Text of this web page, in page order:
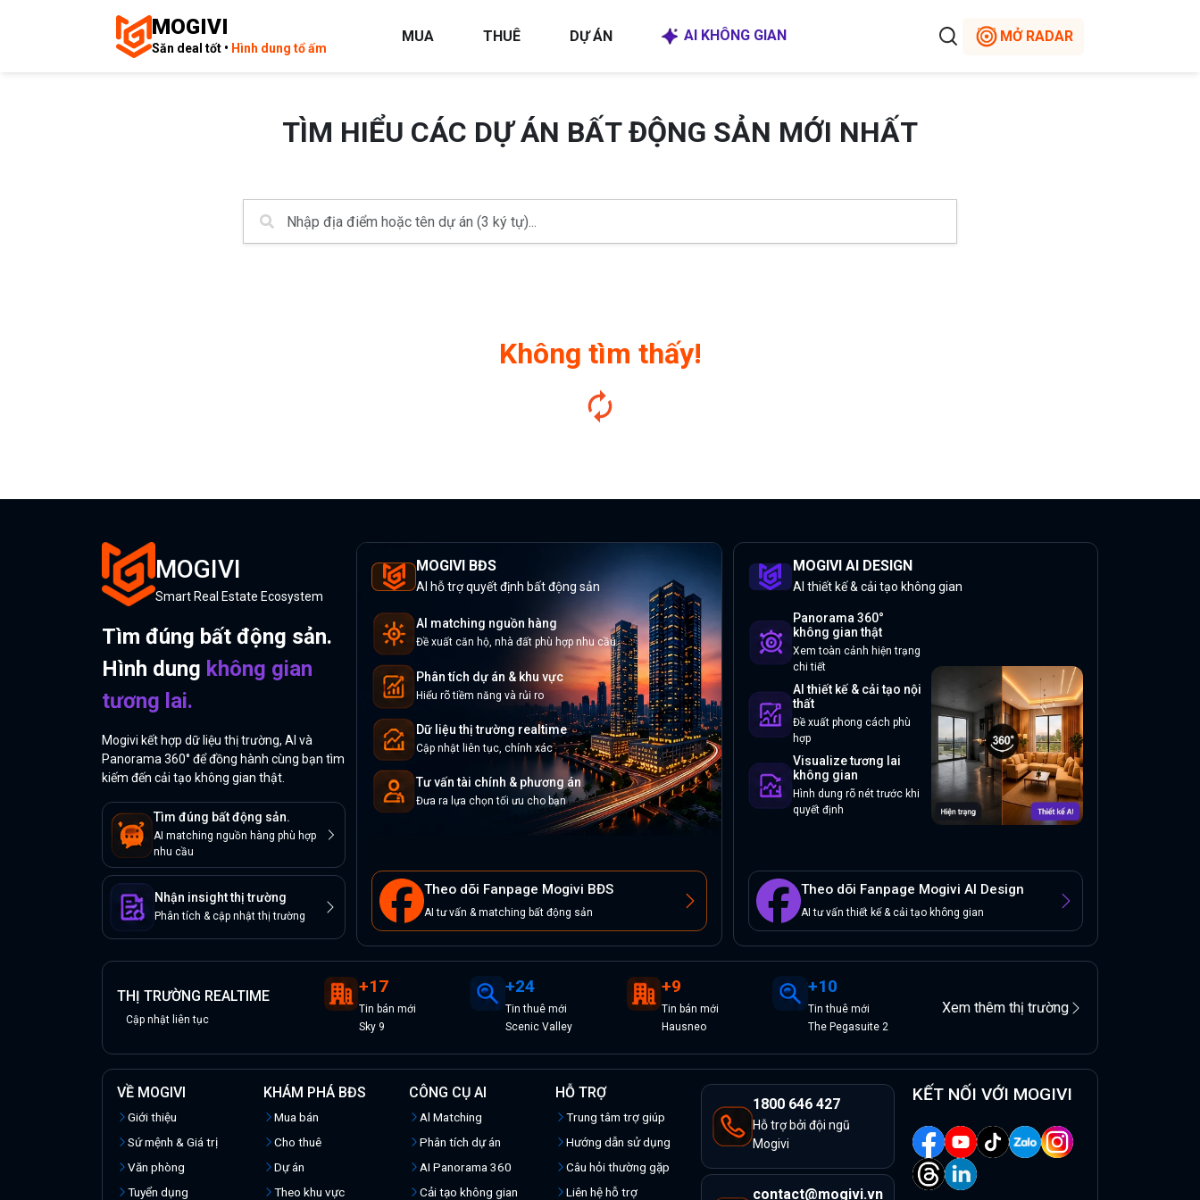
MOGIVI
Săn deal tốt • Hình dung tổ ấm
MUA THUÊ DỰ ÁN AI KHÔNG GIAN MỞ RADAR
TÌM HIỂU CÁC DỰ ÁN BẤT ĐỘNG SẢN MỚI NHẤT
Không tìm thấy!
MOGIVI
Smart Real Estate Ecosystem
Tìm đúng bất động sản.
Hình dung không gian
tương lai.
Mogivi kết hợp dữ liệu thị trường, AI và
Panorama 360° để đồng hành cùng bạn tìm
kiếm đến cải tạo không gian thật.
Tìm đúng bất động sản.
AI matching nguồn hàng phù hợp
nhu cầu
Nhận insight thị trường
Phân tích & cập nhật thị trường
MOGIVI BĐS
AI hỗ trợ quyết định bất động sản
AI matching nguồn hàng
Đề xuất căn hộ, nhà đất phù hợp nhu cầu
Phân tích dự án & khu vực
Hiểu rõ tiềm năng và rủi ro
Dữ liệu thị trường realtime
Cập nhật liên tục, chính xác
Tư vấn tài chính & phương án
Đưa ra lựa chọn tối ưu cho bạn
Theo dõi Fanpage Mogivi BĐS
AI tư vấn & matching bất động sản
MOGIVI AI DESIGN
AI thiết kế & cải tạo không gian
Panorama 360°
không gian thật
Xem toàn cảnh hiện trạng
chi tiết
AI thiết kế & cải tạo nội
thất
Đề xuất phong cách phù
hợp
Visualize tương lai
không gian
Hình dung rõ nét trước khi
quyết định
Theo dõi Fanpage Mogivi AI Design
AI tư vấn thiết kế & cải tạo không gian
THỊ TRƯỜNG REALTIME
Cập nhật liên tục
+17
Tin bán mới
Sky 9
+24
Tinthuê mới
Scenic Valley
+9
Tin bán mới
Hausneo
+10
Tinthuê mới
The Pegasuite 2
Xem thêm thị trường
VỀ MOGIVI
Giới thiệu
Sứ mệnh & Giá trị
Văn phòng
Tuyển dụng
KHÁM PHÁ BĐS
Mua bán
Cho thuê
Dự án
Theo khu vực
CÔNG CỤ AI
Al Matching
Phân tích dự án
AI Panorama 360
Cải tạo không gian
HỖ TRỢ
Trung tâm trợ giúp
Hướng dẫn sử dụng
Câu hỏi thường gặp
Liên hệ hỗ trợ
1800 646 427
Hỗ trợ bởi đội ngũ
Mogivi
contact@mogivi.vn
KẾT NỐI VỚI MOGIVI